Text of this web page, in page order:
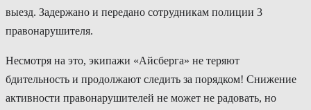
выезд. Задержано и передано сотрудникам полиции 3
правонарушителя.
Несмотря на это, экипажи «Айсберга» не теряют
бдительность и продолжают следить за порядком! Снижение
активности правонарушителей не может не радовать, но